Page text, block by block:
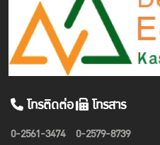
โทรติดต่อ
0-2561-3474
โทรสาร
0-2579-8739